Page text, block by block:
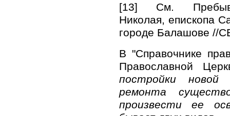
[13] См.
Николая, епископа
городе Балашове //
В "Справочнике
Православной
постройки новой
ремонта
произвести ее